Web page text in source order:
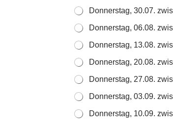
Donnerstag, 30.07.
Donnerstag, 06.08.
Donnerstag, 13.08.
Donnerstag, 20.08.
Donnerstag, 27.08.
Donnerstag, 03.09.
Donnerstag, 10.09.